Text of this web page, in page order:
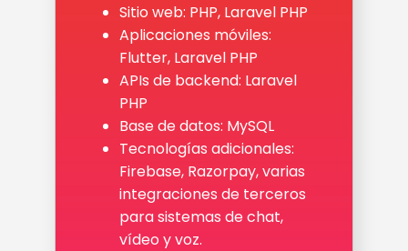
Sitio web: PHP, Laravel PHP
Aplicaciones móviles:
Flutter, Laravel PHP
APIs de backend: Laravel
PHP
Base de datos: MySQL
Tecnologías adicionales:
Firebase, Razorpay, varias
integraciones de terceros
para sistemas de chat,
vídeo y voz.